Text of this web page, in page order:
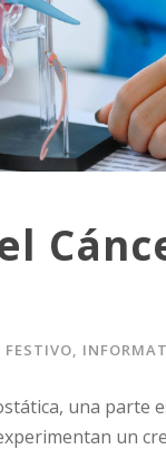
FESTIVO,
una parte
un